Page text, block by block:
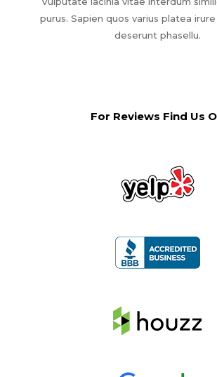
purus. Sapien quos varius platea
deserunt phasellu.
For Reviews Find Us